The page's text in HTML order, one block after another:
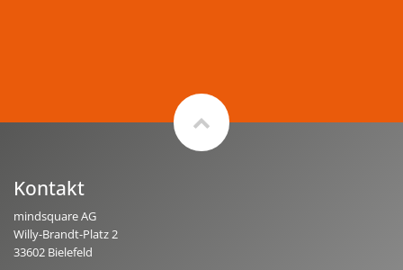
Kontakt
mindsquare AG
Willy-Brandt-Platz 2
33602 Bielefeld